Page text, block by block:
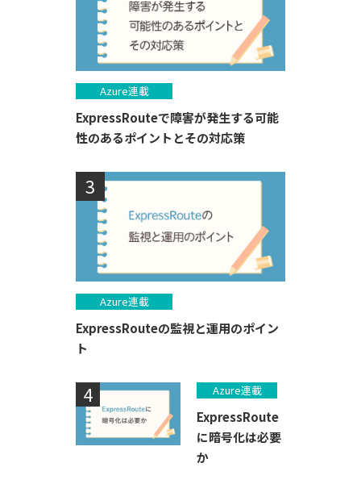
Azure連載
ExpressRouteで障害が発生する可能
性のあるポイントとその対応策
Azure連載
ExpressRouteの監視と運用のポイン
ト
Azure連載
ExpressRoute
に暗号化は必要
か